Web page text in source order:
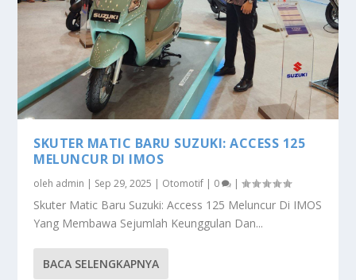
SKUTER MATIC BARU SUZUKI: ACCESS 125
MELUNCUR DI IMOS
oleh admin | Sep 29, 2025 | Otomotif | 0 |
Skuter Matic Baru Suzuki: Access 125 Meluncur Di IMOS
Yang Membawa Sejumlah Keunggulan Dan...
BACA SELENGKAPNYA